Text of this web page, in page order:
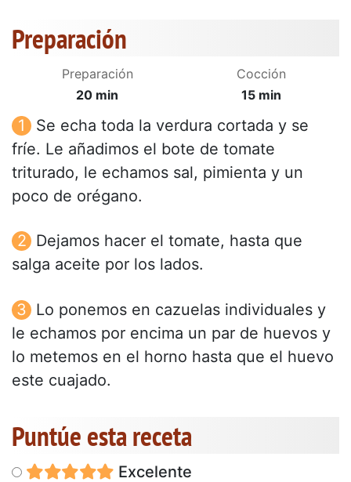
Preparación
Preparación
20 min
Cocción
15 min
Se echa toda la verdura cortada y se
fríe. Le añadimos el bote de tomate
triturado, le echamos sal, pimienta y un
poco de orégano.
Dejamos hacer el tomate, hasta que
salga aceite por los lados.
Lo ponemos en cazuelas individuales y
le echamos por encima un par de huevos y
lo metemos en el horno hasta que el huevo
este cuajado.
Puntúe esta receta
Excelente